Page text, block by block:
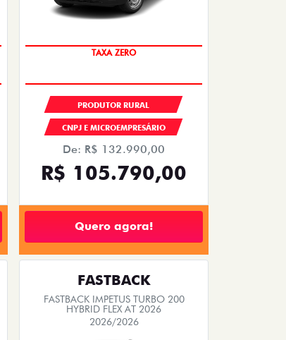
TAXA ZERO
PRODUTOR RURAL
CNPJ E MICROEMPRESÁRIO
De: R$ 132.990,00
R$ 105.790,00
Quero agora!
FASTBACK
FASTBACK IMPETUS TURBO 200
HYBRID FLEX AT 2026
2026/2026